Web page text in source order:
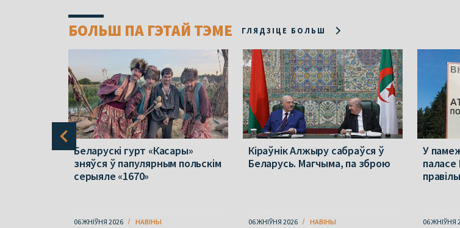
БОЛЬШ ПА ГЭТАЙ ТЭМЕ ГЛЯДЗІЦЕ БОЛЬШ
Беларускі гурт «Касары»
зняўся ў папулярным польскім
серыяле «1670»
06 ЖНІЎНЯ 2026 НАВІНЫ
Кіраўнік Алжыру сабраўся ў
Беларусь. Магчыма, па зброю
06 ЖНІЎНЯ 2026 НАВІНЫ
У
паласе
06 ЖНІЎНЯ